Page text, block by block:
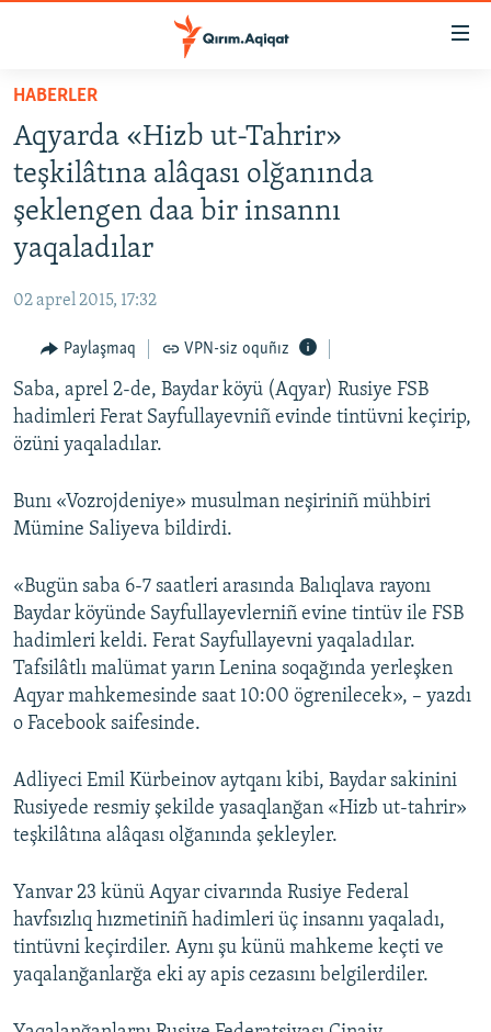
Esas
qaytmaq
Baş
navigatsiyağa
qaytmaq
Qıdıruvğa
HABERLER
SİYASET
İQTİSADİYAT
CEMİYET
İNSAN AQLARI
VİDEO
SÜRET
BLOGLAR
Русский
Українською
QOŞULIÑIZ!
RFE/RS bütün saytları
HABERLER
Aqyarda «Hizb ut-Tahrir»
teşkilâtına alâqası olğanında
şeklengen daa bir insannı
yaqaladılar
02 aprel 2015, 17:32
Paylaşmaq VPN-siz oquñız
Saba, aprel 2-de, Baydar köyü (Aqyar) Rusiye FSB
hadimleri Ferat Sayfullayevniñ evinde tintüvni keçirip,
özüni yaqaladılar.
Bunı «Vozrojdeniye» musulman neşiriniñ mühbiri
Mümine Saliyeva bildirdi.
«Bugün saba 6-7 saatleri arasında Balıqlava rayonı
Baydar köyündе Sayfullayevlerniñ evine tintüv ile FSB
hadimleri keldi. Ferat Sayfullayevni yaqaladılar.
Tafsilâtlı malümat yarın Lenina soqağında yerleşken
Aqyar mahkemesinde saat 10:00 ögrenilecek», – yazdı
o Facebook saifesinde.
Adliyeci Emil Kürbeinov aytqanı kibi, Baydar sakinini
Rusiyede resmiy şekilde yasaqlanğan «Hizb ut-tahrir»
teşkilâtına alâqası olğanında şekleyler.
Yanvar 23 künü Aqyar civarında Rusiye Federal
havfsızlıq hızmetiniñ hadimleri üç insannı yaqaladı,
tintüvni keçirdiler. Aynı şu künü mahkeme keçti ve
yaqalanğanlarğa eki ay apis cezasını belgilerdiler.